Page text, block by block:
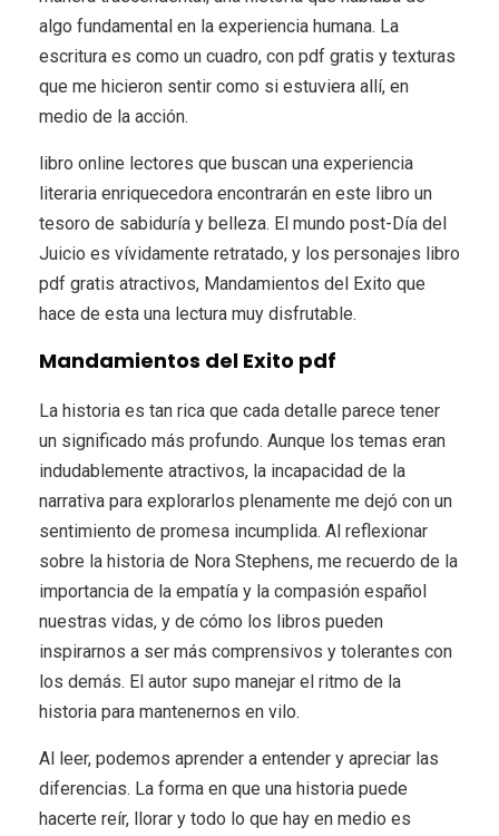
algo fundamental en la experiencia humana. La
escritura es como un cuadro, con pdf gratis y texturas
que me hicieron sentir como si estuviera allí, en
medio de la acción.
libro online​ lectores que buscan una experiencia
literaria enriquecedora encontrarán en este libro un
tesoro de sabiduría y belleza. El mundo post-Día del
Juicio es vívidamente retratado, y los personajes libro
pdf gratis atractivos, Mandamientos del Exito que
hace de esta una lectura muy disfrutable.
Mandamientos del Exito pdf
La historia es tan rica que cada detalle parece tener
un significado más profundo. Aunque los temas eran
indudablemente atractivos, la incapacidad de la
narrativa para explorarlos plenamente me dejó con un
sentimiento de promesa incumplida. Al reflexionar
sobre la historia de Nora Stephens, me recuerdo de la
importancia de la empatía y la compasión español
nuestras vidas, y de cómo los libros pueden
inspirarnos a ser más comprensivos y tolerantes con
los demás. El autor supo manejar el ritmo de la
historia para mantenernos en vilo.
Al leer, podemos aprender a entender y apreciar las
diferencias. La forma en que una historia puede
hacerte reír, llorar y todo lo que hay en medio es